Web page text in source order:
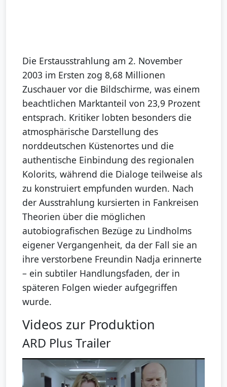
Die Erstausstrahlung am 2. November
2003 im Ersten zog 8,68 Millionen
Zuschauer vor die Bildschirme, was einem
beachtlichen Marktanteil von 23,9 Prozent
entsprach. Kritiker lobten besonders die
atmosphärische Darstellung des
norddeutschen Küstenortes und die
authentische Einbindung des regionalen
Kolorits, während die Dialoge teilweise als
zu konstruiert empfunden wurden. Nach
der Ausstrahlung kursierten in Fankreisen
Theorien über die möglichen
autobiografischen Bezüge zu Lindholms
eigener Vergangenheit, da der Fall sie an
ihre verstorbene Freundin Nadja erinnerte
– ein subtiler Handlungsfaden, der in
späteren Folgen wieder aufgegriffen
wurde.
Videos zur Produktion
ARD Plus Trailer